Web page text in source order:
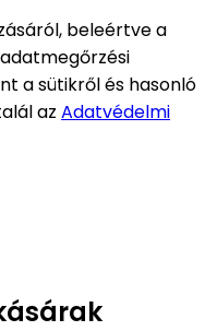
beleértve a
a sütikről és hasonló
az Adatvédelmi